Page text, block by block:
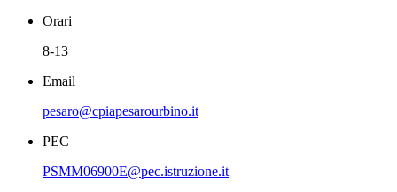
Orari
8-13
Email
pesaro@cpiapesarourbino.it
PEC
PSMM06900E@pec.istruzione.it